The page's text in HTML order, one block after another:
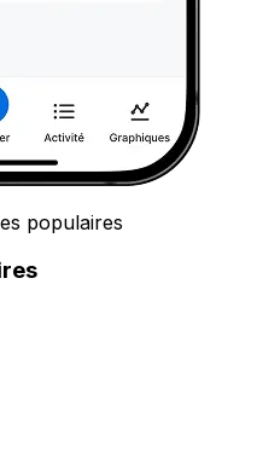
populaires